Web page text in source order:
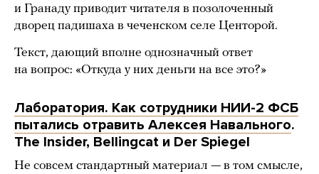
и Гранаду приводит читателя в позолоченный
дворец падишаха в чеченском селе Центорой.
Текст, дающий вполне однозначный ответ
на вопрос: «Откуда у них деньги на все это?»
Лаборатория. Как сотрудники НИИ-2 ФСБ
пытались отравить Алексея Навального.
The Insider, Bellingcat и Der Spiegel
Не совсем стандартный материал — в том смысле,